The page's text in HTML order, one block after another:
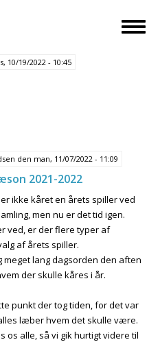
Toggle
10/19/2022 - 10:45
den man, 11/07/2022 - 11:09
2021-2022
ikke kåret en årets spiller ved
men nu er det tid igen.
ved, er der flere typer af
af årets spiller.
meget lang dagsorden den aften
der skulle kåres i år.
punkt der tog tiden, for det var
læber hvem det skulle være.
os alle, så vi gik hurtigt videre til